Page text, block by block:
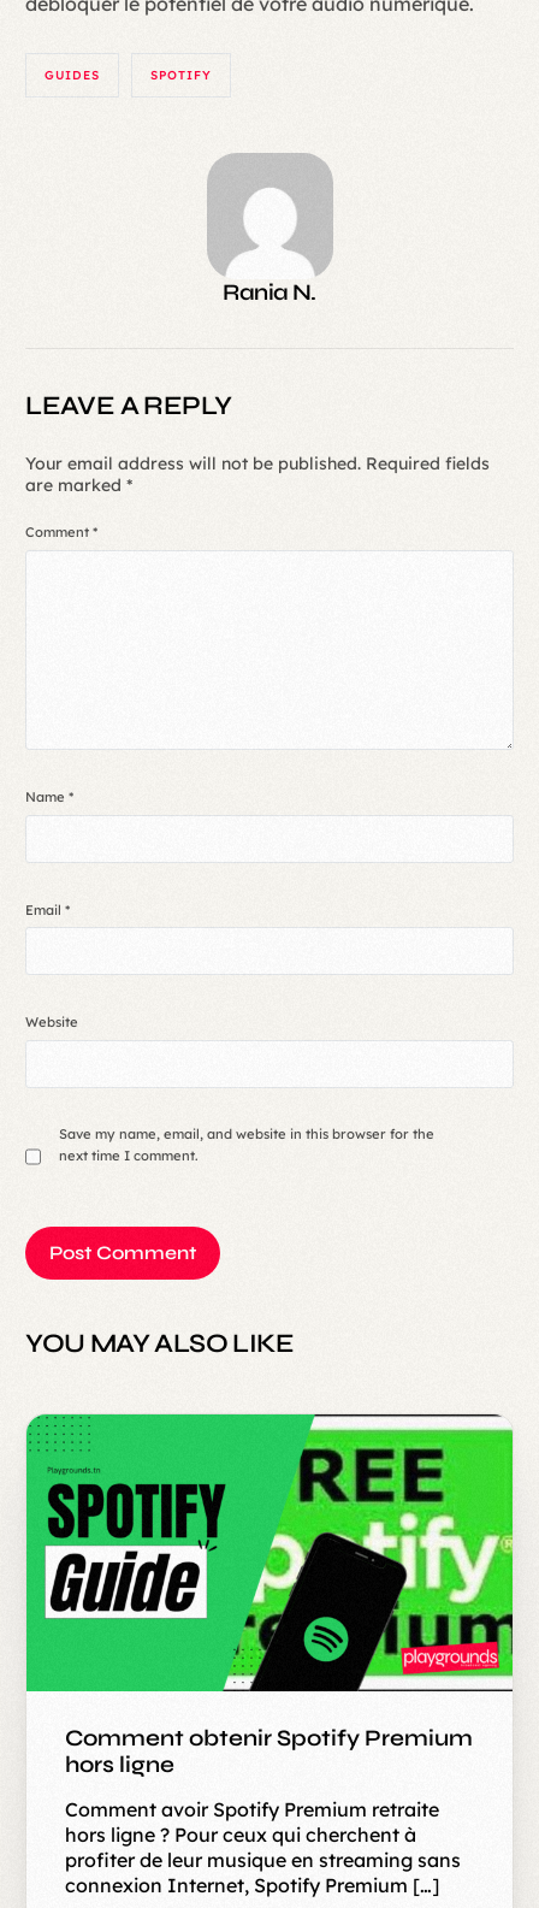
GUIDES SPOTIFY
Rania N.
LEAVE A REPLY
Your email address will not be published. Required fields
are marked*
Comment*
Name*
Email*
Website
Save my name, email, and website in this browser for the
next time I comment.
YOU MAY ALSO LIKE
Comment obtenir Spotify Premium
hors ligne
Comment avoir Spotify Premium retraite
hors ligne ? Pour ceux qui cherchent à
profiter de leur musique en streaming sans
connexion Internet, Spotify Premium […]